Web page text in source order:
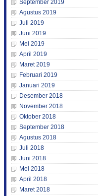
September 2019
Agustus 2019
Juli 2019
Juni 2019
Mei 2019
April 2019
Maret 2019
Februari 2019
Januari 2019
Desember 2018
November 2018
Oktober 2018
September 2018
Agustus 2018
Juli 2018
Juni 2018
Mei 2018
April 2018
Maret 2018